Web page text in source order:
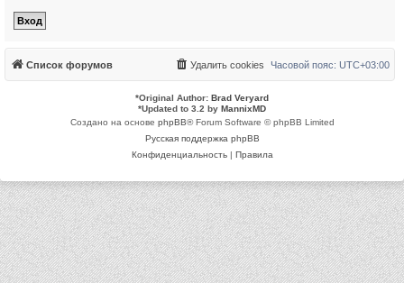
Список форумов Часовой пояс: UTC+03:00
Удалить cookies
*Original Author: Brad Veryard
*Updated to 3.2 by MannixMD
Создано на основе phpBB® Forum Software © phpBB Limited
Русская поддержка phpBB
Конфиденциальность| Правила